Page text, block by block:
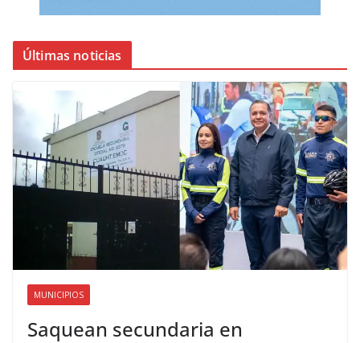
Últimas noticias
MUNICIPIOS
Saquean secundaria en